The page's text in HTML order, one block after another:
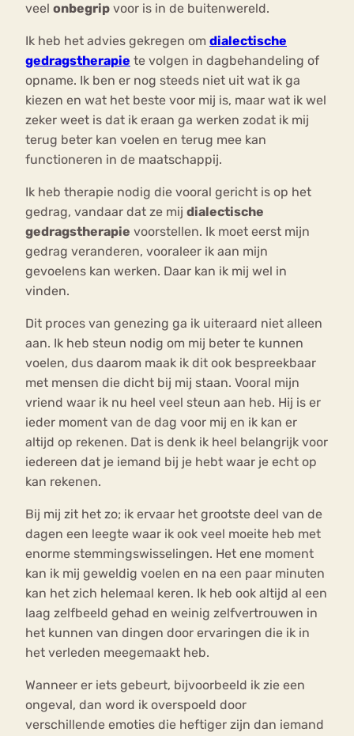
veel onbegrip voor is in de buitenwereld.
Ik heb het advies gekregen om dialectische
gedragstherapie te volgen in dagbehandeling of
opname. Ik ben er nog steeds niet uit wat ik ga
kiezen en wat het beste voor mij is, maar wat ik wel
zeker weet is dat ik eraan ga werken zodat ik mij
terug beter kan voelen en terug mee kan
functioneren in de maatschappij.
Ik heb therapie nodig die vooral gericht is op het
gedrag, vandaar dat ze mij dialectische
gedragstherapie voorstellen. Ik moet eerst mijn
gedrag veranderen, vooraleer ik aan mijn
gevoelens kan werken. Daar kan ik mij wel in
vinden.
Dit proces van genezing ga ik uiteraard niet alleen
aan. Ik heb steun nodig om mij beter te kunnen
voelen, dus daarom maak ik dit ook bespreekbaar
met mensen die dicht bij mij staan. Vooral mijn
vriend waar ik nu heel veel steun aan heb. Hij is er
ieder moment van de dag voor mij en ik kan er
altijd op rekenen. Dat is denk ik heel belangrijk voor
iedereen dat je iemand bij je hebt waar je echt op
kan rekenen.
Bij mij zit het zo; ik ervaar het grootste deel van de
dagen een leegte waar ik ook veel moeite heb met
enorme stemmingswisselingen. Het ene moment
kan ik mij geweldig voelen en na een paar minuten
kan het zich helemaal keren. Ik heb ook altijd al een
laag zelfbeeld gehad en weinig zelfvertrouwen in
het kunnen van dingen door ervaringen die ik in
het verleden meegemaakt heb.
Wanneer er iets gebeurt, bijvoorbeeld ik zie een
ongeval, dan word ik overspoeld door
verschillende emoties die heftiger zijn dan iemand